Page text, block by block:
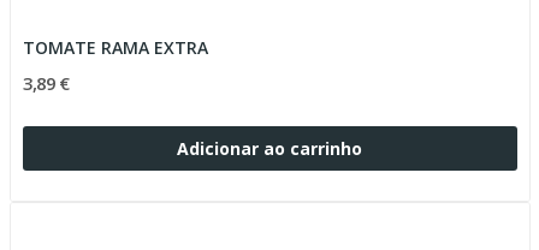
TOMATE RAMA EXTRA
3,89 €
Adicionar ao carrinho